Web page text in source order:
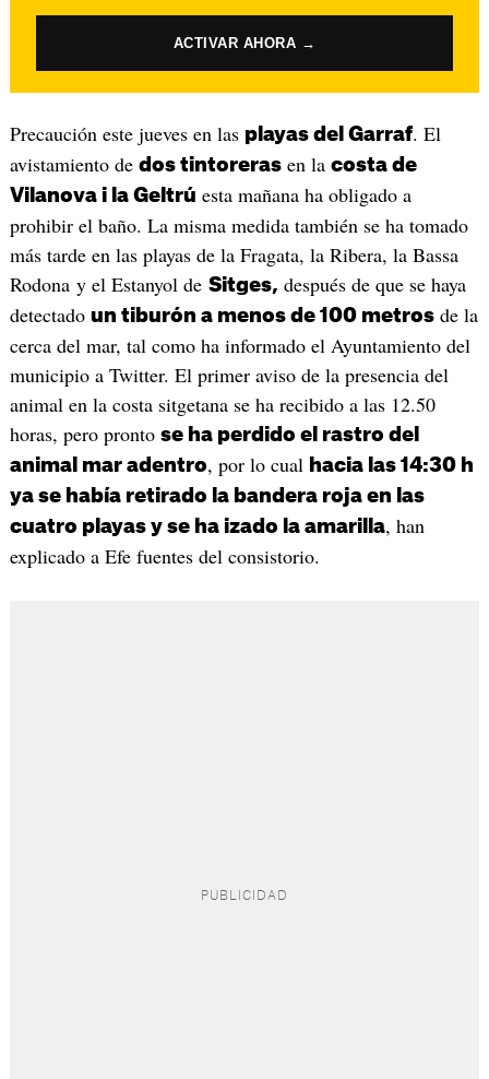
ACTIVAR AHORA →
Precaución este jueves en las playas del Garraf. El
avistamiento de dos tintorerasen la costa de
Vilanova i la Geltrú esta mañana ha obligado a
prohibir el baño. La misma medida también se ha tomado
más tarde en las playas de la Fragata, la Ribera, la Bassa
Rodona y el Estanyol de Sitges, después de que se haya
detectado un tiburón a menos de 100 metrosde la
cerca del mar, tal como ha informado el Ayuntamiento del
municipio a Twitter. El primer aviso de la presencia del
animal en la costa sitgetana se ha recibido a las 12.50
horas, pero pronto se ha perdido el rastro del
animal mar adentro, por lo cual hacia las 14:30 h
ya se había retirado la bandera roja en las
cuatro playas y se ha izado la amarilla, han
explicado a Efe fuentes del consistorio.